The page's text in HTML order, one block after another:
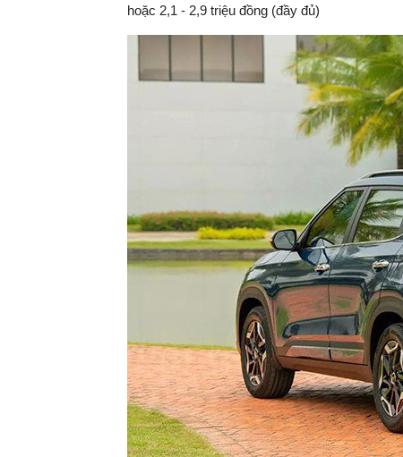
hoặc 2,1 - 2,9 triệu đồng (đầy đủ)